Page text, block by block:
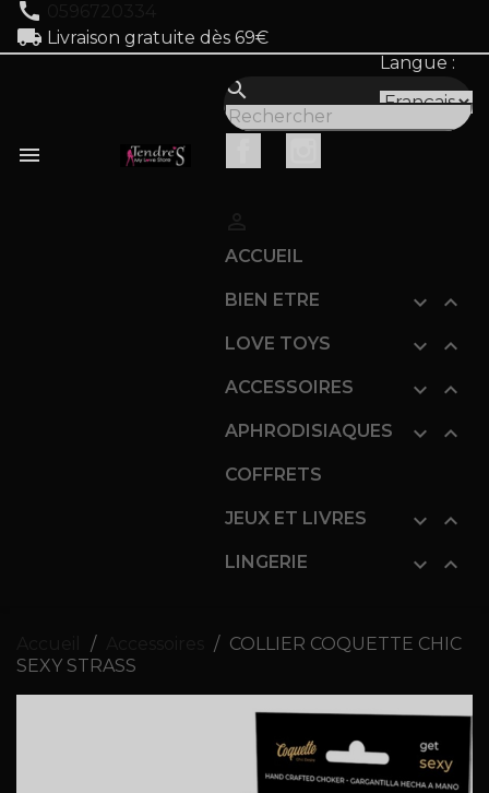
call
local_shipping Livraison gratuite dès 69€
Langue :

search
ACCUEIL
 
BIEN ETRE
 
LOVE TOYS
 
ACCESSOIRES
 
APHRODISIAQUES
COFFRETS
 
JEUX ET LIVRES
 
LINGERIE
COLLIER COQUETTE CHIC
SEXY STRASS